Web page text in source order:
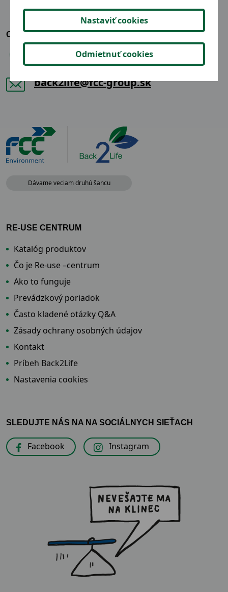
OZVITE SA NÁM
+421 904 865 914
back2life@fcc-group.sk
Dávame veciam druhú šancu
RE-USE CENTRUM
Katalóg produktov
Čo je Re-use –centrum
Ako to funguje
Prevádzkový poriadok
Často kladené otázky Q&A
Zásady ochrany osobných údajov
Kontakt
Príbeh Back2Life
Nastavenia cookies
SLEDUJTE NÁS NA NA SOCIÁLNYCH SIEŤACH
Facebook Instagram
Nastaviť cookies
Odmietnuť cookies